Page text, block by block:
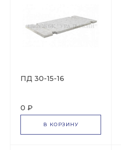
ПД 30-15-16
0 ₽
В КОРЗИНУ